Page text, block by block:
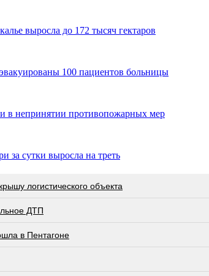
выросла до 172 тысяч гектаров
100 пациентов больницы
в непринятии противопожарных мер
за сутки выросла на треть
логистического объекта
ДТП
в Пентагоне